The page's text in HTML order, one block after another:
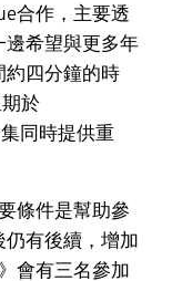
合作，主要透
邊希望與更多年
約四分鐘的時
於
同時提供重
條件是幫助參
有後續，增加
會有三名參加